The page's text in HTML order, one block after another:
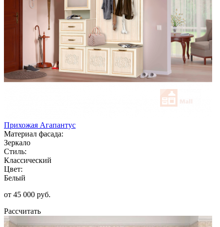
Прихожая Агапантус
Материал фасада:
Зеркало
Стиль:
Классический
Цвет:
Белый
от 45 000 руб.
Рассчитать